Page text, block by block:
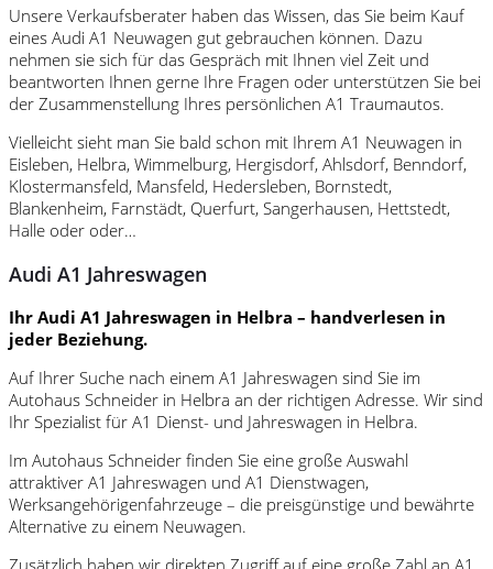
Unsere Verkaufsberater haben das Wissen, das Sie beim Kauf
eines Audi A1 Neuwagen gut gebrauchen können. Dazu
nehmen sie sich für das Gespräch mit Ihnen viel Zeit und
beantworten Ihnen gerne Ihre Fragen oder unterstützen Sie bei
der Zusammenstellung Ihres persönlichen A1 Traumautos.
Vielleicht sieht man Sie bald schon mit Ihrem A1 Neuwagen in
Eisleben, Helbra, Wimmelburg, Hergisdorf, Ahlsdorf, Benndorf,
Klostermansfeld, Mansfeld, Hedersleben, Bornstedt,
Blankenheim, Farnstädt, Querfurt, Sangerhausen, Hettstedt,
Halle oder oder…
Audi A1 Jahreswagen
Ihr Audi A1 Jahreswagen in Helbra – handverlesen in
jeder Beziehung.
Auf Ihrer Suche nach einem A1 Jahreswagen sind Sie im
Autohaus Schneider in Helbra an der richtigen Adresse. Wir sind
Ihr Spezialist für A1 Dienst- und Jahreswagen in Helbra.
Im Autohaus Schneider finden Sie eine große Auswahl
attraktiver A1 Jahreswagen und A1 Dienstwagen,
Werksangehörigenfahrzeuge – die preisgünstige und bewährte
Alternative zu einem Neuwagen.